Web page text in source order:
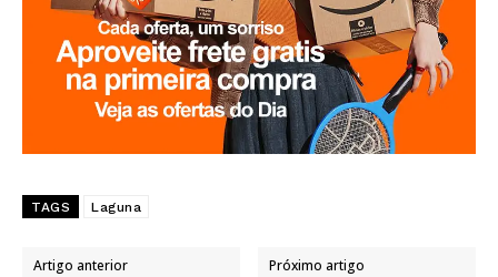
TAGS Laguna
Artigo anterior Próximo artigo